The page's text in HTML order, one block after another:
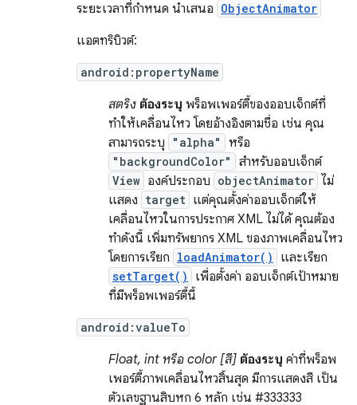
ระยะเวลาที่กำหนด นำเสนอ ObjectAnimator
แอตทริบิวต์:
android:propertyName
สตริง ต้องระบุ พร็อพเพอร์ตี้ของออบเจ็กต์ที่
ทำให้เคลื่อนไหว โดยอ้างอิงตามชื่อ เช่น คุณ
สามารถระบุ
"alpha" หรือ
"backgroundColor" สำหรับออบเจ็กต์
View องค์ประกอบ objectAnimator ไม่
แสดง target แต่คุณตั้งค่าออบเจ็กต์ให้
เคลื่อนไหวในการประกาศ XML ไม่ได้ คุณต้อง
ทำดังนี้ เพิ่มทรัพยากร XML ของภาพเคลื่อนไหว
โดยการเรียก loadAnimator() และเรียก
setTarget()
เพื่อตั้งค่า ออบเจ็กต์เป้าหมาย
ที่มีพร็อพเพอร์ตี้นี้
android:valueTo
Float, int หรือ color [สี] ต้องระบุ ค่าที่พร็อพ
เพอร์ตี้ภาพเคลื่อนไหวสิ้นสุด มีการแสดงสี เป็น
ตัวเลขฐานสิบหก 6 หลัก เช่น #333333